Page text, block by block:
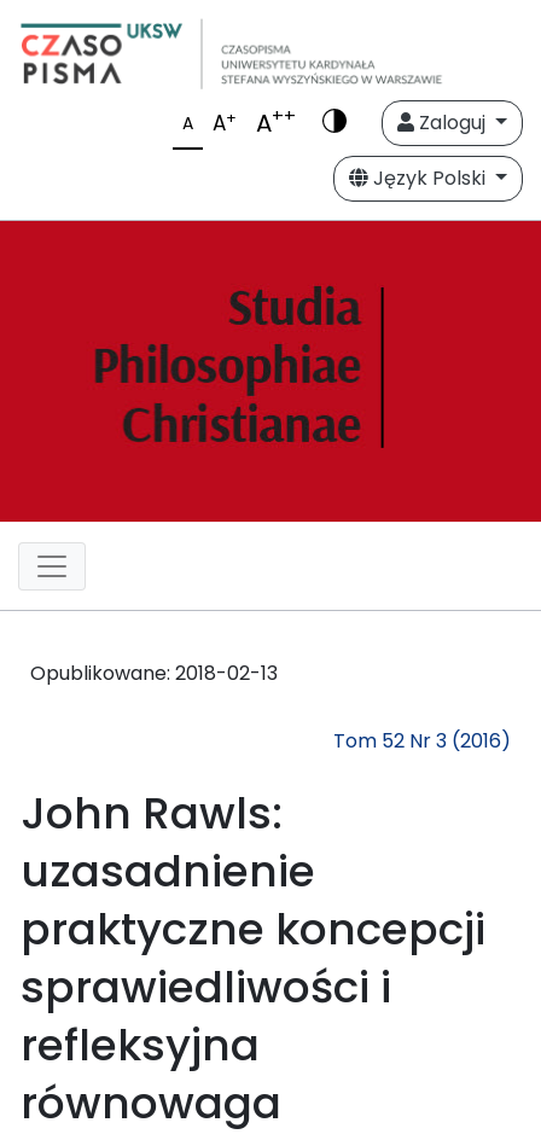
A A+ A++
Zaloguj
Język Polski
Opublikowane: 2018-02-13
Tom 52 Nr 3 (2016)
John Rawls:
uzasadnienie
praktyczne koncepcji
sprawiedliwości i
refleksyjna
równowaga